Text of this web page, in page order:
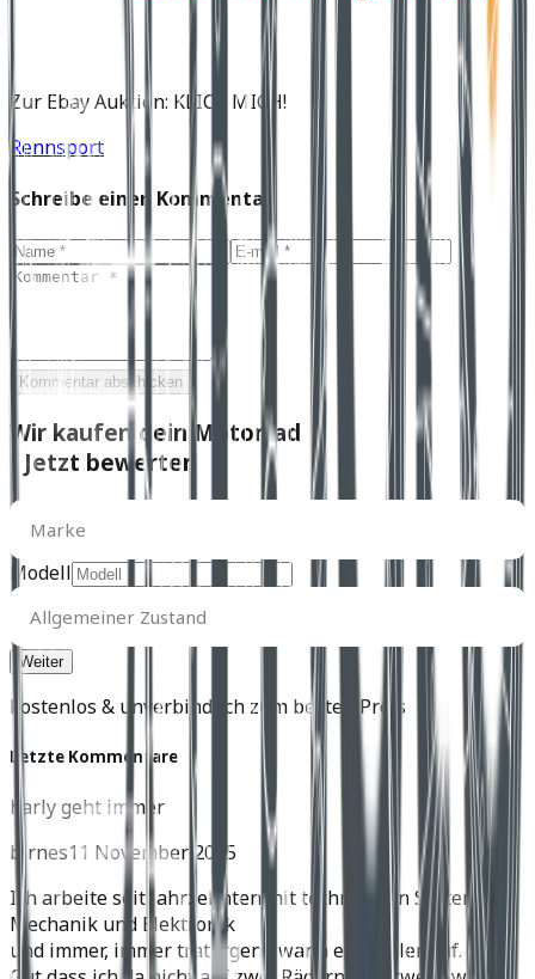
Zur Ebay Auktion: KLICK MICH!
Rennsport
Schreibe einen Kommentar
Kommentar abschicken
Wir kaufen dein Motorrad
- Jetzt bewerten
Marke
Marke
Modell
Allgemeiner
Zustand
Allgemeiner Zustand
kostenlos & unverbindlich zum besten Preis
Letzte Kommentare
harly geht immer
birnes11 November 2025
Ich arbeite seit Jahrzehnten mit technischen Systemen,
Mechanik und Elektronik
und immer, immer trat irgend wann ein Fehler auf.